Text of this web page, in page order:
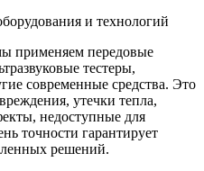
и технологий
применяем передовые
тестеры,
современные средства. Это
утечки тепла,
недоступные для
точности гарантирует
решений.